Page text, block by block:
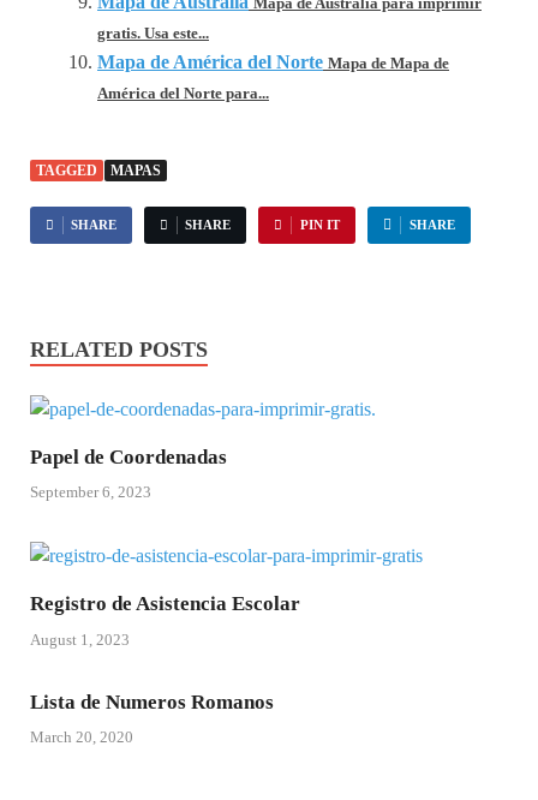
Mapa de Australia para imprimir
gratis. Usa este...
Mapa de América del Norte Mapa de Mapa de
América del Norte para...
TAGGED MAPAS
SHARE SHARE PIN IT SHARE
RELATED POSTS
Papel de Coordenadas
September 6, 2023
Registro de Asistencia Escolar
August 1, 2023
Lista de Numeros Romanos
March 20, 2020